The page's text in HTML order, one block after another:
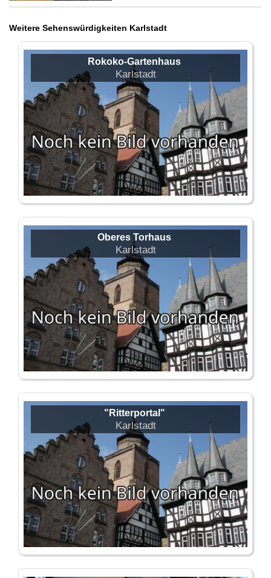
Weitere Sehenswürdigkeiten Karlstadt
Rokoko-Gartenhaus
Karlstadt
Oberes Torhaus
Karlstadt
"Ritterportal"
Karlstadt